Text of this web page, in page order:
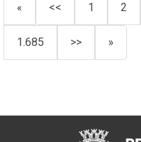
« << 1 2
1.685 >> »